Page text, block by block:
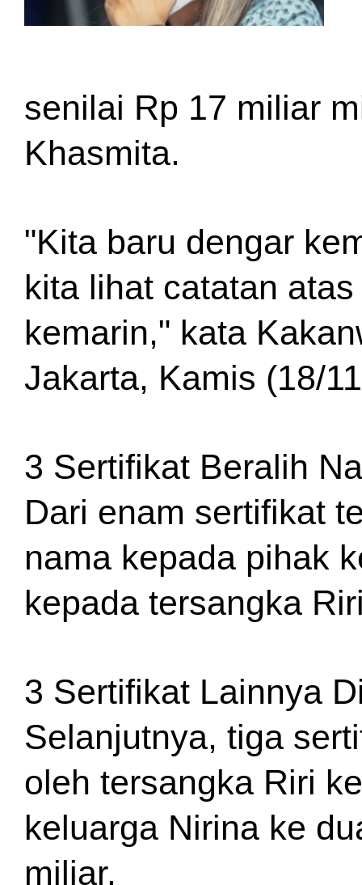
senilai Rp 17 miliar
Khasmita.
"Kita baru dengar
kita lihat catatan
kemarin," kata
Jakarta, Kamis (18/
3 Sertifikat Beralih
Dari enam sertifikat
nama kepada pihak
kepada tersangka
3 Sertifikat Lainnya
Selanjutnya, tiga
oleh tersangka Riri
keluarga Nirina ke
miliar.